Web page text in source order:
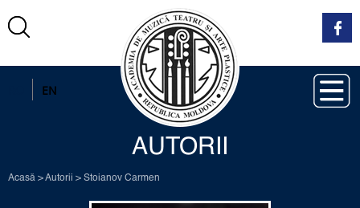
EN
AUTORII
Acasă >Autorii > Stoianov Carmen